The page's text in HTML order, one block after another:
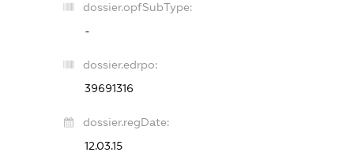
dossier.opfSubType:
-
dossier.edrpo:
39691316
dossier.regDate:
12.03.15